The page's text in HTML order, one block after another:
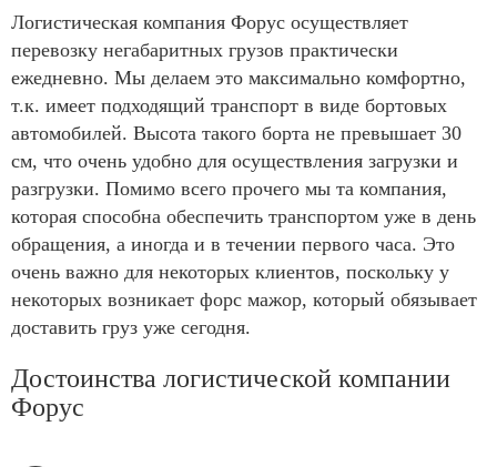
Логистическая компания Форус осуществляет
перевозку негабаритных грузов практически
ежедневно. Мы делаем это максимально комфортно,
т.к. имеет подходящий транспорт в виде бортовых
автомобилей. Высота такого борта не превышает 30
см, что очень удобно для осуществления загрузки и
разгрузки. Помимо всего прочего мы та компания,
которая способна обеспечить транспортом уже в день
обращения, а иногда и в течении первого часа. Это
очень важно для некоторых клиентов, поскольку у
некоторых возникает форс мажор, который обязывает
доставить груз уже сегодня.
Достоинства логистической компании
Форус